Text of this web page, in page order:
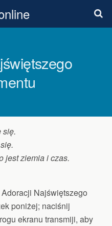
się.
jest ziemia i czas.
Najświętszego
poniżej; naciśnij
ekranu transmiji, aby